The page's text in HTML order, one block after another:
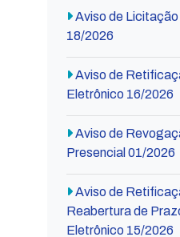
Aviso de
18/2026
Aviso de
Eletrônico 16/2026
Aviso de
Presencial 01/2026
Aviso de
Reabertura de
Eletrônico 15/2026